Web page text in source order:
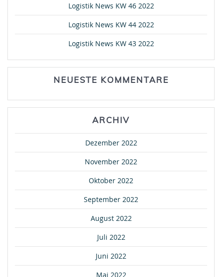
Logistik News KW 46 2022
Logistik News KW 44 2022
Logistik News KW 43 2022
NEUESTE KOMMENTARE
ARCHIV
Dezember 2022
November 2022
Oktober 2022
September 2022
August 2022
Juli 2022
Juni 2022
Mai 2022